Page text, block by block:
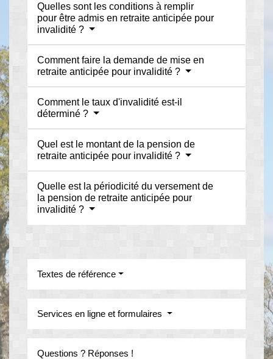
Quelles sont les conditions à remplir
pour être admis en retraite anticipée pour
invalidité ?
Comment faire la demande de mise en
retraite anticipée pour invalidité ?
Comment le taux d'invalidité est-il
déterminé ?
Quel est le montant de la pension de
retraite anticipée pour invalidité ?
Quelle est la périodicité du versement de
la pension de retraite anticipée pour
invalidité ?
Textes de référence
Services en ligne et formulaires
Questions ? Réponses !